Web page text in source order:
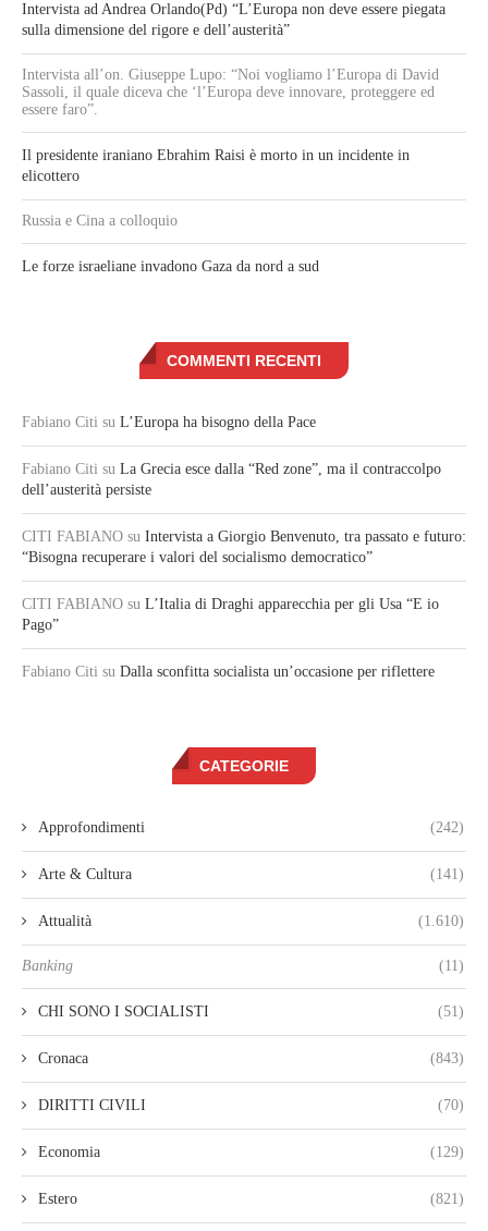
Intervista ad Andrea Orlando(Pd) “L’Europa non deve essere piegata
sulla dimensione del rigore e dell’austerità”
Intervista all’on. Giuseppe Lupo: “Noi vogliamo l’Europa di David
Sassoli, il quale diceva che ‘l’Europa deve innovare, proteggere ed
essere faro”.
Il presidente iraniano Ebrahim Raisi è morto in un incidente in
elicottero
Russia e Cina a colloquio
Le forze israeliane invadono Gaza da nord a sud
COMMENTI RECENTI
Fabiano Citi su L’Europa ha bisogno della Pace
Fabiano Citi su La Grecia esce dalla “Red zone”, ma il contraccolpo
dell’austerità persiste
CITI FABIANO su Intervista a Giorgio Benvenuto, tra passato e futuro:
“Bisogna recuperare i valori del socialismo democratico”
CITI FABIANO su L’Italia di Draghi apparecchia per gli Usa “E io
Pago”
Fabiano Citi su Dalla sconfitta socialista un’occasione per riflettere
CATEGORIE
Approfondimenti (242)
Arte & Cultura (141)
Attualità (1.610)
Banking (11)
CHI SONO I SOCIALISTI (51)
Cronaca (843)
DIRITTI CIVILI (70)
Economia (129)
Estero (821)